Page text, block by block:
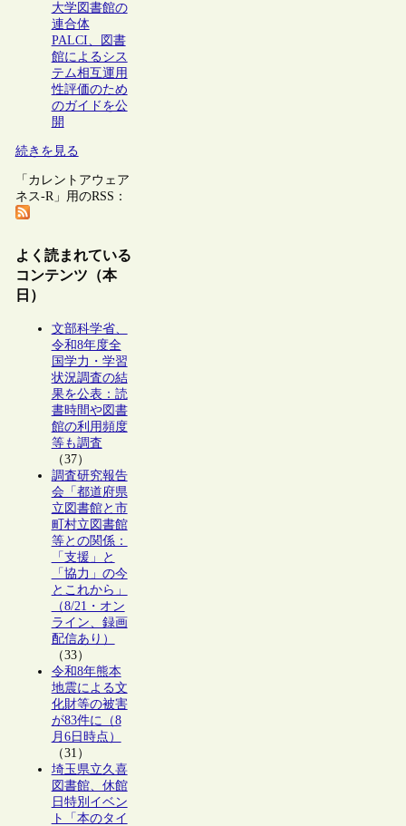
大学図書館の
連合体
PALCI、図書
館によるシス
テム相互運用
性評価のため
のガイドを公
開
続きを見る
「カレントアウェア
ネス-R」用のRSS：
よく読まれている
コンテンツ（本
日）
文部科学省、
令和8年度全
国学力・学習
状況調査の結
果を公表：読
書時間や図書
館の利用頻度
等も調査
（37）
調査研究報告
会「都道府県
立図書館と市
町村立図書館
等との関係：
「支援」と
「協力」の今
とこれから」
（8/21・オン
ライン、録画
配信あり）
（33）
令和8年熊本
地震による文
化財等の被害
が83件に（8
月6日時点）
（31）
埼玉県立久喜
図書館、休館
日特別イベン
ト「本のタイ